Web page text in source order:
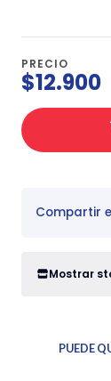
PRECIO
$12.900
Compartir
Mostrar
PUEDE